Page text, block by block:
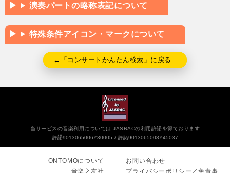
演奏パートの略称表記について
特殊条件アイコン・マークについて
←「コンサートかんたん検索」に戻る
当サービスの音楽利用については JASRACの利用許諾を得ております
許諾9013065006Y30005
許諾9013065008Y45037
ONTOMOについて
音楽之友社
お問い合わせ
プライバシーポリシー／免責事